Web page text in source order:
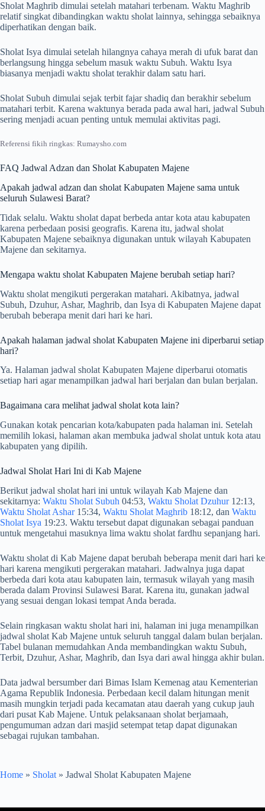
Sholat Maghrib dimulai setelah matahari terbenam. Waktu Maghrib
relatif singkat dibandingkan waktu sholat lainnya, sehingga sebaiknya
diperhatikan dengan baik.
Sholat Isya dimulai setelah hilangnya cahaya merah di ufuk barat dan
berlangsung hingga sebelum masuk waktu Subuh. Waktu Isya
biasanya menjadi waktu sholat terakhir dalam satu hari.
Sholat Subuh dimulai sejak terbit fajar shadiq dan berakhir sebelum
matahari terbit. Karena waktunya berada pada awal hari, jadwal Subuh
sering menjadi acuan penting untuk memulai aktivitas pagi.
Referensi fikih ringkas: Rumaysho.com
FAQ Jadwal Adzan dan Sholat Kabupaten Majene
Apakah jadwal adzan dan sholat Kabupaten Majene sama untuk
seluruh Sulawesi Barat?
Tidak selalu. Waktu sholat dapat berbeda antar kota atau kabupaten
karena perbedaan posisi geografis. Karena itu, jadwal sholat
Kabupaten Majene sebaiknya digunakan untuk wilayah Kabupaten
Majene dan sekitarnya.
Mengapa waktu sholat Kabupaten Majene berubah setiap hari?
Waktu sholat mengikuti pergerakan matahari. Akibatnya, jadwal
Subuh, Dzuhur, Ashar, Maghrib, dan Isya di Kabupaten Majene dapat
berubah beberapa menit dari hari ke hari.
Apakah halaman jadwal sholat Kabupaten Majene ini diperbarui setiap
hari?
Ya. Halaman jadwal sholat Kabupaten Majene diperbarui otomatis
setiap hari agar menampilkan jadwal hari berjalan dan bulan berjalan.
Bagaimana cara melihat jadwal sholat kota lain?
Gunakan kotak pencarian kota/kabupaten pada halaman ini. Setelah
memilih lokasi, halaman akan membuka jadwal sholat untuk kota atau
kabupaten yang dipilih.
Jadwal Sholat Hari Ini di Kab Majene
Berikut jadwal sholat hari ini untuk wilayah Kab Majene dan
sekitarnya: Waktu Sholat Subuh 04:53, Waktu Sholat Dzuhur12:13,
Waktu Sholat Ashar15:34, Waktu Sholat Maghrib 18:12, dan Waktu
Sholat Isya 19:23. Waktu tersebut dapat digunakan sebagai panduan
untuk mengetahui masuknya lima waktu sholat fardhu sepanjang hari.
Waktu sholat di Kab Majene dapat berubah beberapa menit dari hari ke
hari karena mengikuti pergerakan matahari. Jadwalnya juga dapat
berbeda dari kota atau kabupaten lain, termasuk wilayah yang masih
berada dalam Provinsi Sulawesi Barat. Karena itu, gunakan jadwal
yang sesuai dengan lokasi tempat Anda berada.
Selain ringkasan waktu sholat hari ini, halaman ini juga menampilkan
jadwal sholat Kab Majene untuk seluruh tanggal dalam bulan berjalan.
Tabel bulanan memudahkan Anda membandingkan waktu Subuh,
Terbit, Dzuhur, Ashar, Maghrib, dan Isya dari awal hingga akhir bulan.
Data jadwal bersumber dari Bimas Islam Kemenag atau Kementerian
Agama Republik Indonesia. Perbedaan kecil dalam hitungan menit
masih mungkin terjadi pada kecamatan atau daerah yang cukup jauh
dari pusat Kab Majene. Untuk pelaksanaan sholat berjamaah,
pengumuman adzan dari masjid setempat tetap dapat digunakan
sebagai rujukan tambahan.
Home » Sholat » Jadwal Sholat Kabupaten Majene